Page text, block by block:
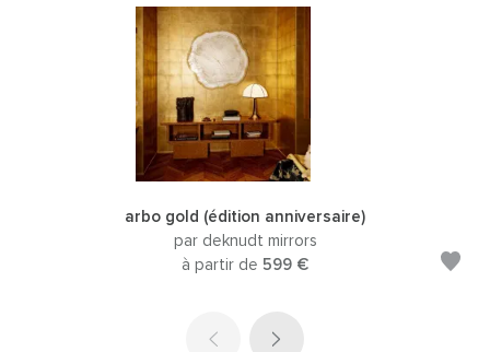
arbo gold (édition anniversaire)
par deknudt mirrors
à partir de 599 €